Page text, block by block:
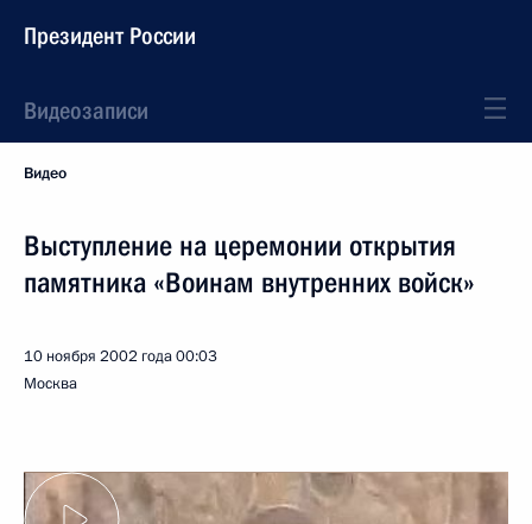
Президент России
Видеозаписи
Видео
Выступление на церемонии открытия
памятника «Воинам внутренних войск»
10 ноября 2002 года00:03
Москва